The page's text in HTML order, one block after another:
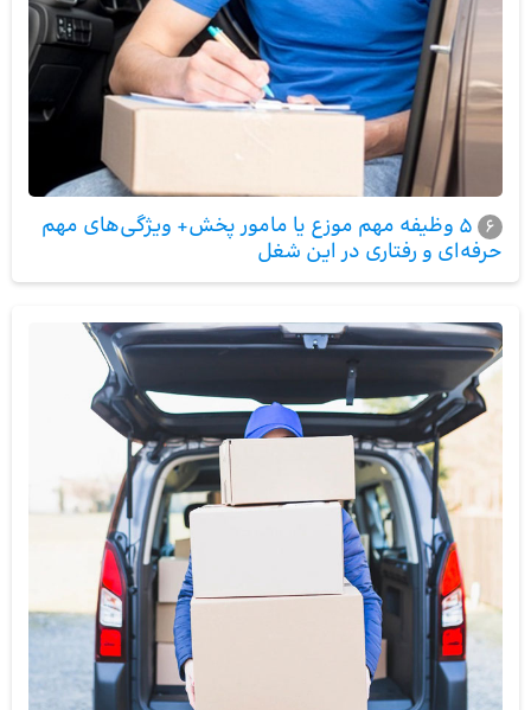
6
5 وظیفه مهم موزع یا مامور پخش+ ویژگی‌های مهم
حرفه‌ای و رفتاری در این شغل